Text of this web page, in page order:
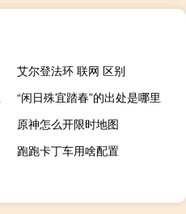
艾尔登法环 联网 区别
“闲日殊宜踏春”的出处是哪里
原神怎么开限时地图
跑跑卡丁车用啥配置